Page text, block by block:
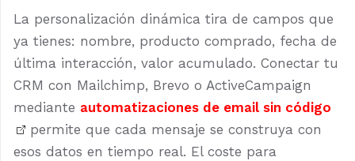
La personalización dinámica tira de campos que
ya tienes: nombre, producto comprado, fecha de
última interacción, valor acumulado. Conectar tu
CRM con Mailchimp, Brevo o ActiveCampaign
mediante automatizaciones de email sin código
permite que cada mensaje se construya con
esos datos en tiempo real. El coste para